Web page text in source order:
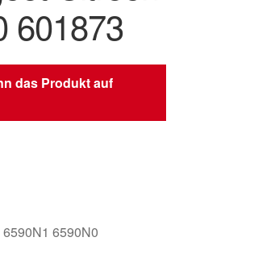
601873
das Produkt auf
6590N0